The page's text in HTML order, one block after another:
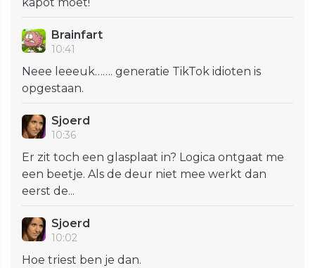
Brainfart
10:41
Neee leeeuk……. generatie TikTok idioten is
opgestaan.
Sjoerd
10:36
Er zit toch een glasplaat in? Logica ontgaat me
een beetje. Als de deur niet mee werkt dan
eerst de...
Sjoerd
10:02
Hoe triest ben je dan.